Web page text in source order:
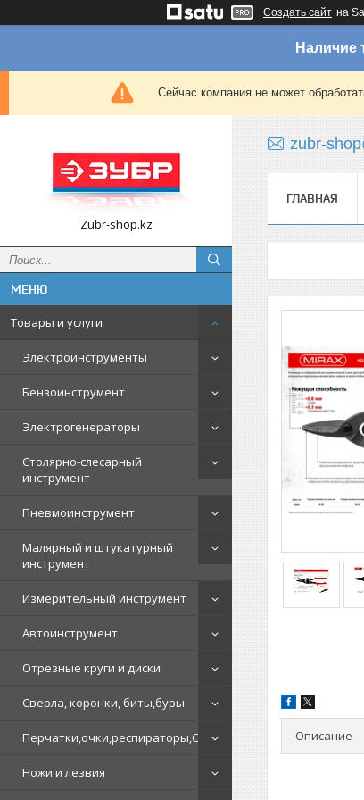
Создать сайт на
Наличие
Сейчас компания не может
Zubr-shop.kz
Товары и услуги
Электроинструменты
Бензоинструмент
Электрогенераторы
Столярно-слесарный
инструмент
Пневмоинструмент
Малярный и штукатурный
инструмент
Измерительный инструмент
Автоинструмент
Отрезные круги и диски
Сверла, коронки, биты,буры
Перчатки,очки,респираторы,СИЗ
Ножи и лезвия
zubr-
ГЛАВНАЯ
Описание